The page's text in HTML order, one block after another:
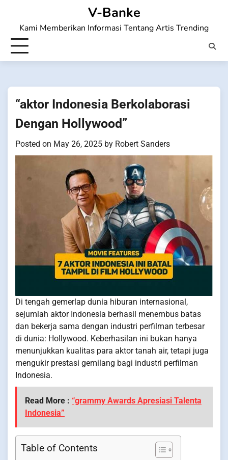
content
V-Banke
Kami Memberikan Informasi Tentang Artis Trending
“aktor Indonesia Berkolaborasi
Dengan Hollywood”
Posted on May 26, 2025 by Robert Sanders
Di tengah gemerlap dunia hiburan internasional,
sejumlah aktor Indonesia berhasil menembus batas
dan bekerja sama dengan industri perfilman terbesar
di dunia: Hollywood. Keberhasilan ini bukan hanya
menunjukkan kualitas para aktor tanah air, tetapi juga
mengukir prestasi gemilang bagi industri perfilman
Indonesia.
Read More : “grammy Awards Apresiasi Talenta
Indonesia”
Table of Contents